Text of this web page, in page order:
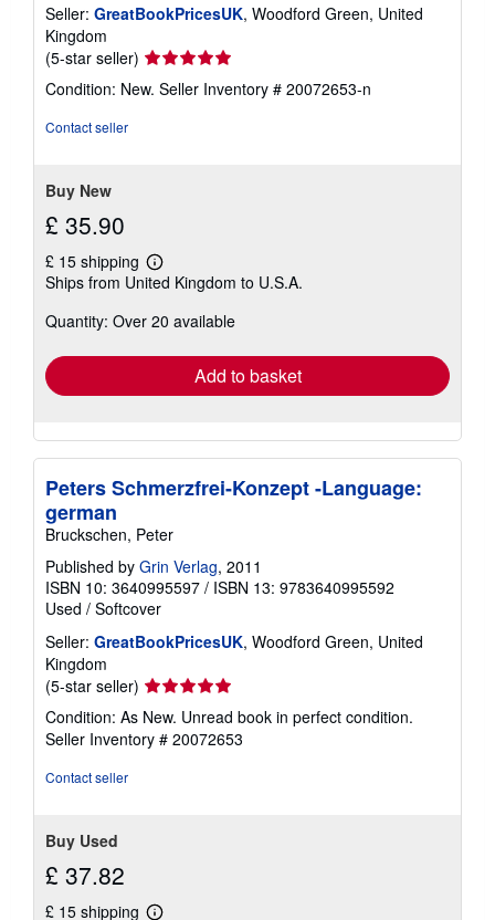
Seller: GreatBookPricesUK, Woodford Green, United
Kingdom
(5-star seller) Seller
rating
5
Condition: New. Seller Inventory # 20072653-n
Contact seller
Buy New
£ 35.90
£ 15 shipping
Learn
more
shipping
Ships from United Kingdom to U.S.A.
Quantity: Over 20 available
Add to basket
Peters Schmerzfrei-Konzept -Language:
german
Bruckschen, Peter
Published by Grin Verlag, 2011
ISBN 10: 3640995597 / ISBN 13: 9783640995592
Used / Softcover
Seller: GreatBookPricesUK, Woodford Green, United
Kingdom
(5-star seller) Seller
rating
5
out
Condition: As New. Unread book in perfect condition.
Seller Inventory # 20072653
Contact seller
Buy Used
£ 37.82
£ 15 shipping